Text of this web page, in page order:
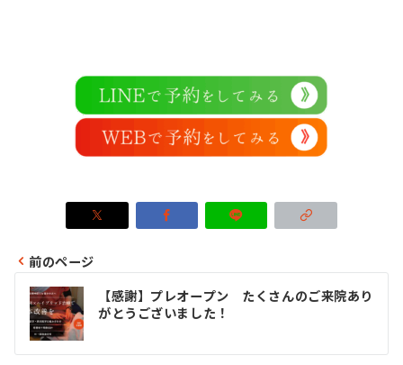
投
稿
ナ
前のページ
【感謝】プレオープン たくさんのご来院あり
がとうございました！